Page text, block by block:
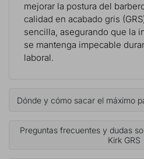
mejorar la postura del
calidad en acabado gris
sencilla, asegurando que la
se mantenga impecable
laboral.
Dónde y cómo sacar el máximo
Preguntas frecuentes y dudas
Kirk GRS